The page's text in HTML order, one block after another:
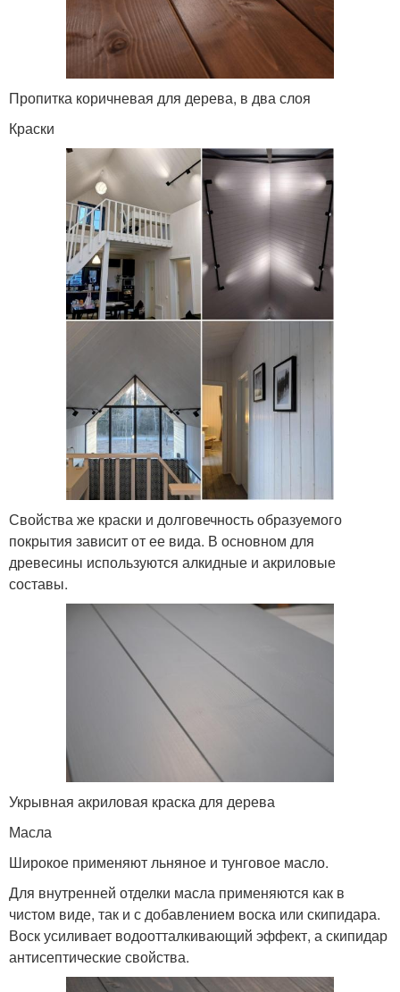
Пропитка коричневая для дерева, в два слоя
Краски
Свойства же краски и долговечность образуемого
покрытия зависит от ее вида. В основном для
древесины используются алкидные и акриловые
составы.
Укрывная акриловая краска для дерева
Масла
Широкое применяют льняное и тунговое масло.
Для внутренней отделки масла применяются как в
чистом виде, так и с добавлением воска или скипидара.
Воск усиливает водоотталкивающий эффект, а скипидар
антисептические свойства.